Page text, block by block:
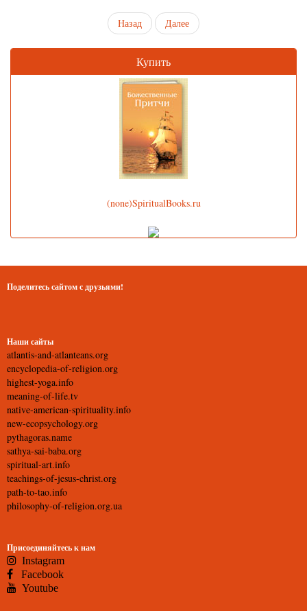
Назад Далее
Купить
(none)SpiritualBooks.ru
Поделитесь сайтом с друзьями!
Наши сайты
atlantis-and-atlanteans.org
encyclopedia-of-religion.org
highest-yoga.info
meaning-of-life.tv
native-american-spirituality.info
new-ecopsychology.org
pythagoras.name
sathya-sai-baba.org
spiritual-art.info
teachings-of-jesus-christ.org
path-to-tao.info
philosophy-of-religion.org.ua
Присоединяйтесь к нам
Instagram
Facebook
Youtube